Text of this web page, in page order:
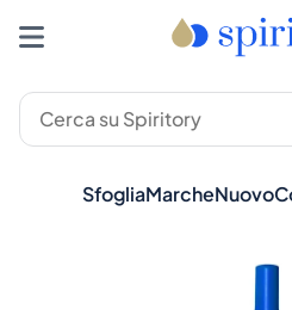
SfogliaMarcheNuovo